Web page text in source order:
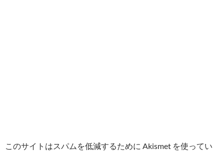
このサイトはスパムを低減するために Akismet を使ってい